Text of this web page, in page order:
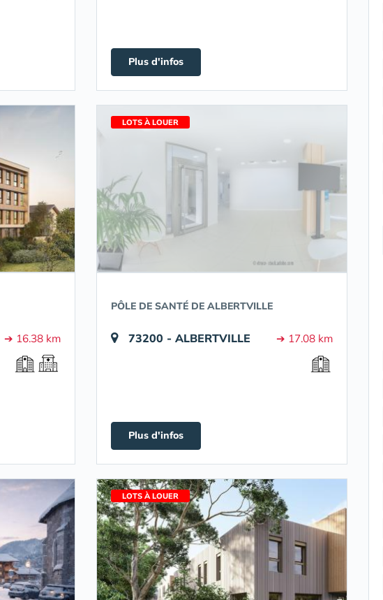
Plus d'infos
➔ 16.38 km
LOTS À LOUER
PÔLE DE SANTÉ DE ALBERTVILLE
73200 - ALBERTVILLE ➔ 17.08 km
Plus d'infos
LOTS À LOUER